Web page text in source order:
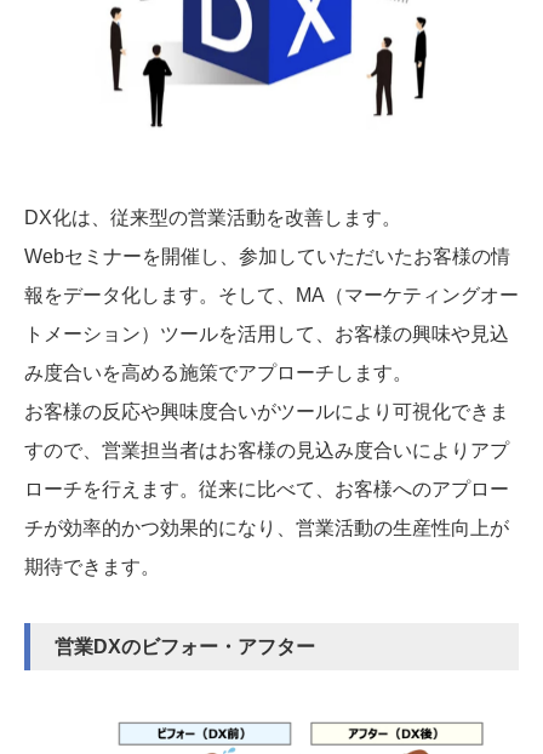
DX化は、従来型の営業活動を改善します。
Webセミナーを開催し、参加していただいたお客様の情
報をデータ化します。そして、MA（マーケティングオー
トメーション）ツールを活用して、お客様の興味や見込
み度合いを高める施策でアプローチします。
お客様の反応や興味度合いがツールにより可視化できま
すので、営業担当者はお客様の見込み度合いによりアプ
ローチを行えます。従来に比べて、お客様へのアプロー
チが効率的かつ効果的になり、営業活動の生産性向上が
期待できます。
営業DXのビフォー・アフター